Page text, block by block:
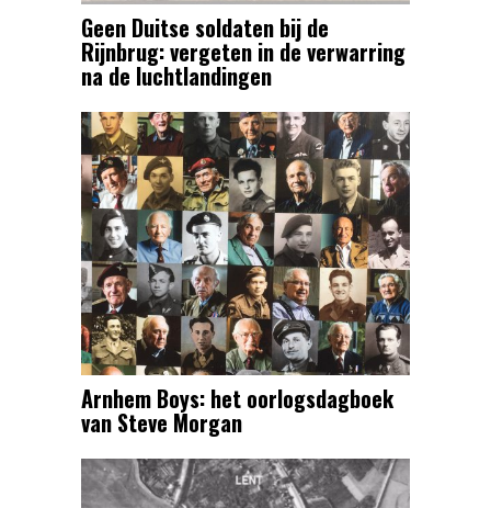
Geen Duitse soldaten bij de
Rijnbrug: vergeten in de verwarring
na de luchtlandingen
Arnhem Boys: het oorlogsdagboek
van Steve Morgan